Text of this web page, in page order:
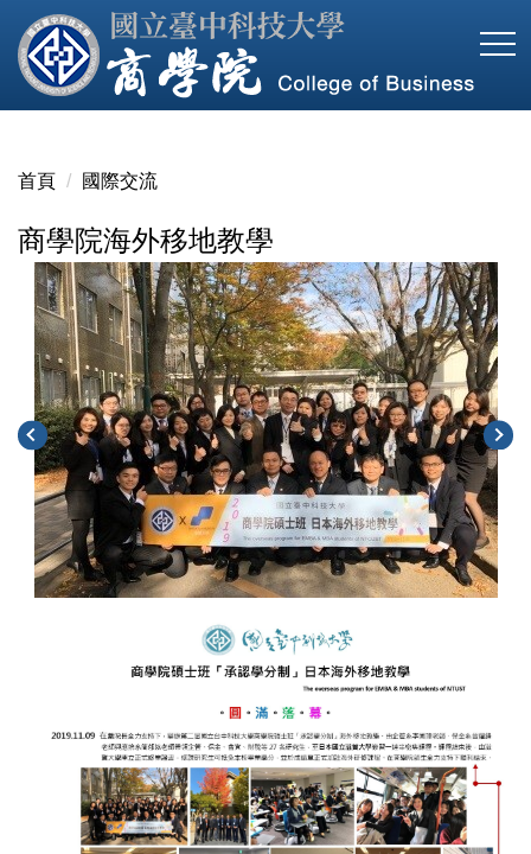
到
主
區
首頁 國際交流
商學院海外移地教學